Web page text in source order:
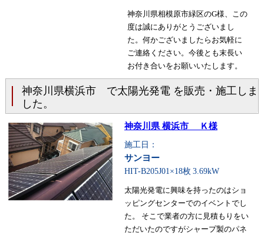
神奈川県相模原市緑区のG様、この
度は誠にありがとうございまし
た。何かございましたらお気軽に
ご連絡ください。今後とも末長い
お付き合いをお願いいたします。
神奈川県横浜市 で太陽光発電 を販売・施工しま
した。
神奈川県 横浜市 Ｋ様
施工日：
サンヨー
HIT-B205J01×18枚 3.69kW
太陽光発電に興味を持ったのはショ
ッピングセンターでのイベントでし
た。 そこで業者の方に見積もりをい
ただいたのですがシャープ製のパネ